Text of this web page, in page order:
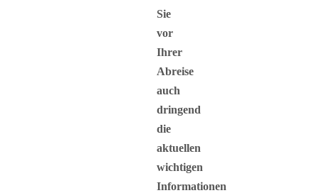
Sie
vor
Ihrer
Abreise
auch
dringend
die
aktuellen
wichtigen
Informationen